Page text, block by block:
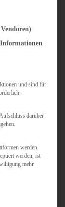
erteilt werden
und sind für
darüber
werden
werden, ist
mehr